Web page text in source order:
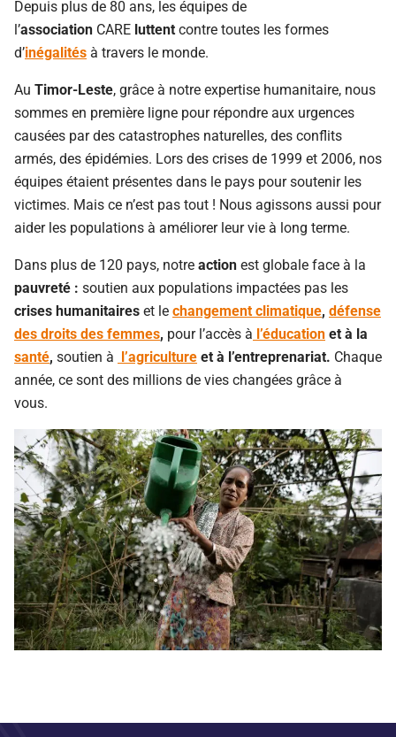
Depuis plus de 80 ans, les équipes de
l’association CARE luttent contre toutes les formes
d’inégalités à travers le monde.
Au Timor-Leste, grâce à notre expertise humanitaire, nous
sommes en première ligne pour répondre aux urgences
causées par des catastrophes naturelles, des conflits
armés, des épidémies. Lors des crises de 1999 et 2006, nos
équipes étaient présentes dans le pays pour soutenir les
victimes. Mais ce n’est pas tout ! Nous agissons aussi pour
aider les populations à améliorer leur vie à long terme.
Dans plus de 120 pays, notre action est globale face à la
pauvreté : soutien aux populations impactées pas les
crises humanitaires et le changement climatique, défense
des droits des femmes, pour l’accès à l’éducation et à la
santé, soutien à l’agriculture et à l’entreprenariat. Chaque
année, ce sont des millions de vies changées grâce à
vous.